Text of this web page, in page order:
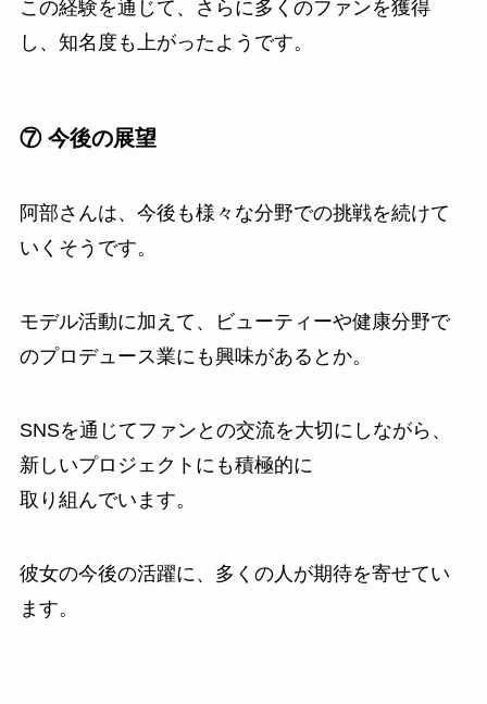
この経験を通じて、さらに多くのファンを獲得
し、知名度も上がったようです。
⑦ 今後の展望
阿部さんは、今後も様々な分野での挑戦を続けて
いくそうです。
モデル活動に加えて、ビューティーや健康分野で
のプロデュース業にも興味があるとか。
SNSを通じてファンとの交流を大切にしながら、
新しいプロジェクトにも積極的に
取り組んでいます。
彼女の今後の活躍に、多くの人が期待を寄せてい
ます。